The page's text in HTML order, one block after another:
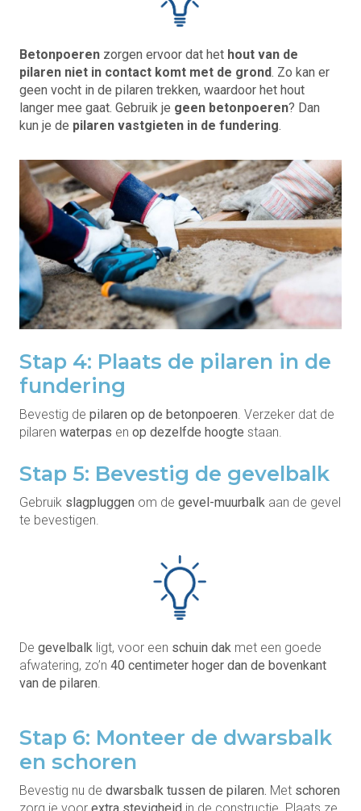
Betonpoeren zorgen ervoor dat het hout van de
pilaren niet in contact komt met de grond. Zo kan er
geen vocht in de pilaren trekken, waardoor het hout
langer mee gaat. Gebruik je geen betonpoeren? Dan
kun je de pilaren vastgieten in de fundering.
Stap 4: Plaats de pilaren in de
fundering
Bevestig de pilaren op de betonpoeren. Verzeker dat de
pilaren waterpas en op dezelfde hoogte staan.
Stap 5: Bevestig de gevelbalk
Gebruik slagpluggen om de gevel-muurbalk aan de gevel
te bevestigen.
De gevelbalk ligt, voor een schuin dak met een goede
afwatering, zo’n 40 centimeter hoger dan de bovenkant
van de pilaren.
Stap 6: Monteer de dwarsbalk
en schoren
Bevestig nu de dwarsbalk tussen de pilaren. Met schoren